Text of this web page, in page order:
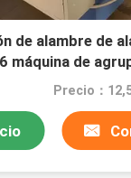
de alambre de
máquina de
Precio：